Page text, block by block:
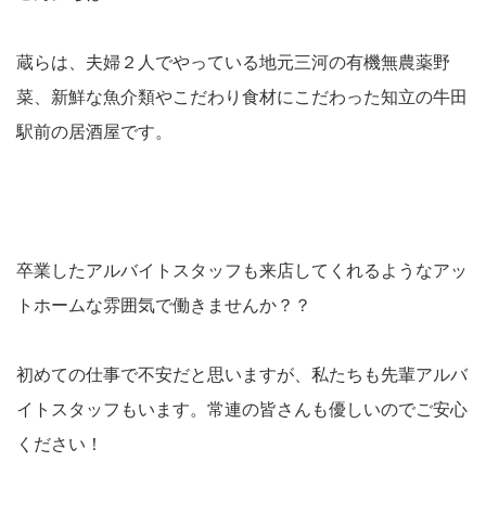
蔵らは、夫婦２人でやっている地元三河の有機無農薬野
菜、新鮮な魚介類やこだわり食材にこだわった知立の牛田
駅前の居酒屋です。
卒業したアルバイトスタッフも来店してくれるようなアッ
トホームな雰囲気で働きませんか？？
初めての仕事で不安だと思いますが、私たちも先輩アルバ
イトスタッフもいます。常連の皆さんも優しいのでご安心
ください！